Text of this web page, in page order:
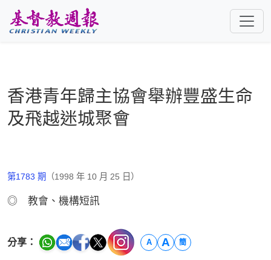
香港青年歸主協會舉辦豐盛生命
及飛越迷城聚會
第1783 期 （1998 年 10 月 25 日）
◎ 教會、機構短訊
分享： A A 簡